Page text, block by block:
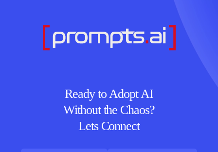
Ready to Adopt AI
Without the Chaos?
Lets Connect